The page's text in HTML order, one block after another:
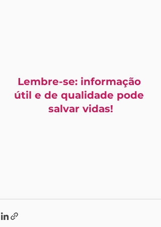
Lembre-se: informação
útil e de qualidade pode
salvar vidas!